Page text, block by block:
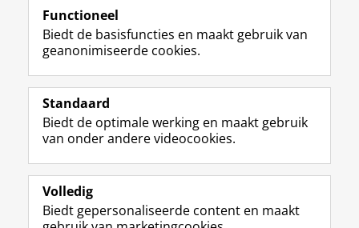
Volg de RUG
F
a
e
b
o
p
a
L
i
k
e
I
-
p
R
S
-
f
e
R
I
n
t
r
m
Y
o
T
e
k
Studiekiezers
Alumni
Over ons
Functioneel
Biedt de basisfuncties en maakt gebruik van
geanonimiseerde cookies.
Standaard
Biedt de optimale werking en maakt gebruik
van onder andere videocookies.
Volledig
Biedt gepersonaliseerde content en maakt